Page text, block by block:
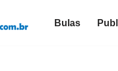
Bulas